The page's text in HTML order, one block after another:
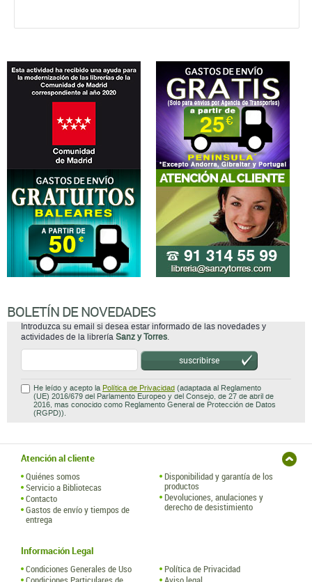
BOLETÍN DE NOVEDADES
Introduzca su email si desea estar informado de las novedades y
actividades de la librería Sanz y Torres.
suscribirse
He leído y acepto la Política de Privacidad (adaptada al Reglamento
(UE) 2016/679 del Parlamento Europeo y del Consejo, de 27 de abril de
2016, mas conocido como Reglamento General de Protección de Datos
(RGPD)).
Atención al cliente
Quiénes somos
Servicio a Bibliotecas
Contacto
Gastos de envío y tiempos de
entrega
Disponibilidad y garantía de los
productos
Devoluciones, anulaciones y
derecho de desistimiento
Información Legal
Condiciones Generales de Uso
Política de Privacidad